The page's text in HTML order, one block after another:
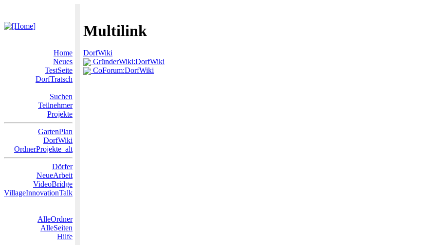
Multilink
Home
Neues
TestSeite
DorfTratsch
Suchen
Teilnehmer
Projekte
GartenPlan
DorfWiki
OrdnerProjekte_alt
Dörfer
NeueArbeit
VideoBridge
VillageInnovationTalk
AlleOrdner
AlleSeiten
Hilfe
DorfWiki
GründerWiki:DorfWiki
CoForum:DorfWiki